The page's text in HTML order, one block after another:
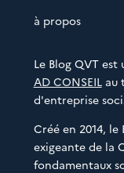
à propos
Le Blog QVT
AD CONSEILau
d'entreprise
Créé en 2014,
exigeante de la
fondamentaux